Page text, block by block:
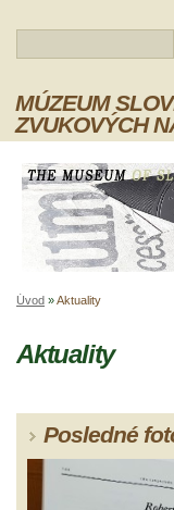
MÚZEUM
ZVUKOVÝCH
Úvod »Aktuality
Aktuality
Posledné